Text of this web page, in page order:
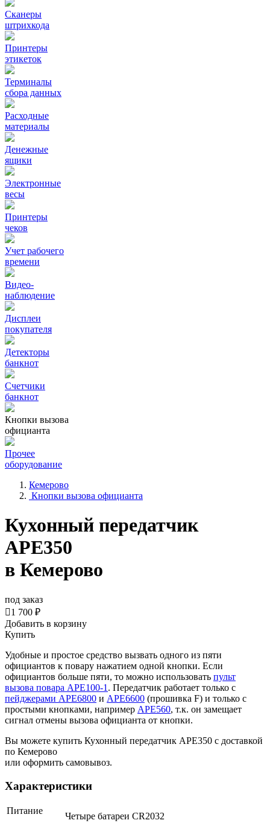
Сканеры
штрихкода
Принтеры
этикеток
Терминалы
сбора данных
Расходные
материалы
Денежные
ящики
Электронные
весы
Принтеры
чеков
Учет рабочего
времени
Видео‑
наблюдение
Дисплеи
покупателя
Детекторы
банкнот
Счетчики
банкнот
Кнопки вызова
официанта
Прочее
оборудование
Кемерово
Кнопки вызова официанта
Кухонный передатчик
APE350
в Кемерово
под заказ
1 700 ₽
Добавить в корзину
Купить
Удобные и простое средство вызвать одного из пяти
официантов к повару нажатием одной кнопки. Если
официантов больше пяти, то можно использовать пульт
вызова повара АРЕ100-1 . Передатчик работает только с
пейджерами АРЕ6800 и APE6600 (прошивка F) и только с
простыми кнопками, например APE560, т.к. он замещает
сигнал отмены вызова официанта от кнопки.
Вы можете купить Кухонный передатчик APE350 с доставкой
по Кемерово
или оформить самовывоз.
Характеристики
Питание
Четыре батареи CR2032